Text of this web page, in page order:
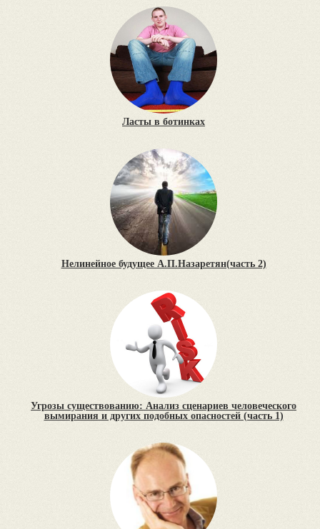
Ласты в ботинках
Нелинейное будущее А.П.Назаретян(часть 2)
Угрозы существованию: Анализ сценариев человеческого
вымирания и других подобных опасностей (часть 1)